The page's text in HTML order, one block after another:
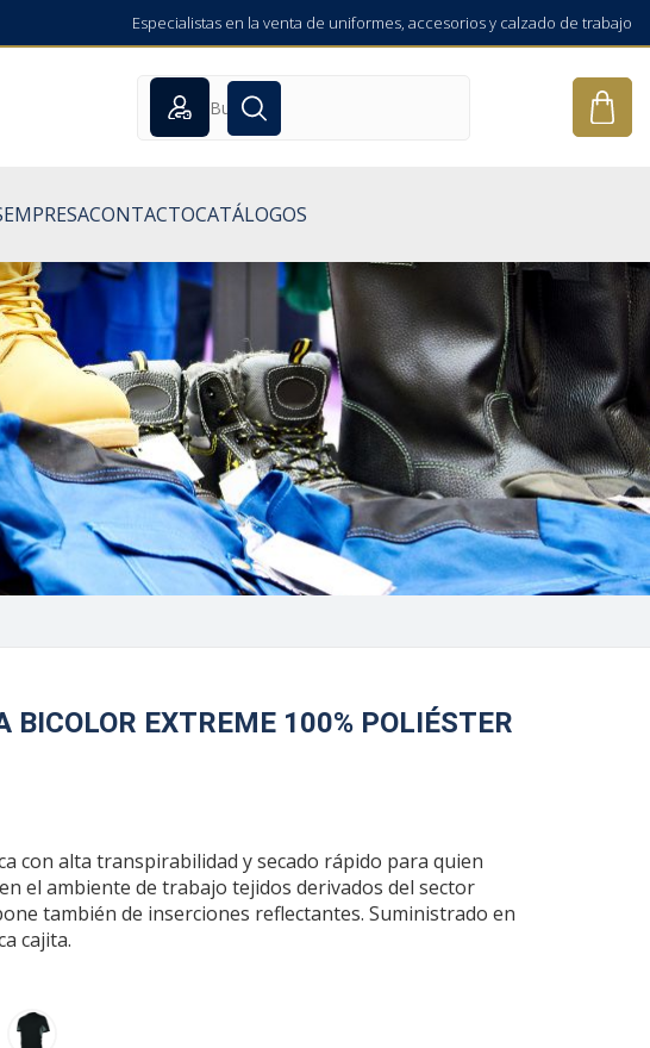
Especialistas en la venta de uniformes, accesorios y calzado de trabajo
EMPRESACONTACTOCATÁLOGOS
BICOLOR EXTREME 100% POLIÉSTER
con alta transpirabilidad y secado rápido para quien
el ambiente de trabajo tejidos derivados del sector
también de inserciones reflectantes. Suministrado en
cajita.